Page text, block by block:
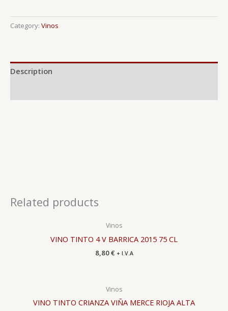
Category: Vinos
Description
Related products
Vinos
VINO TINTO 4 V BARRICA 2015 75 CL
8,80€ + I.V.A
Vinos
VINO TINTO CRIANZA VIÑA MERCE RIOJA ALTA